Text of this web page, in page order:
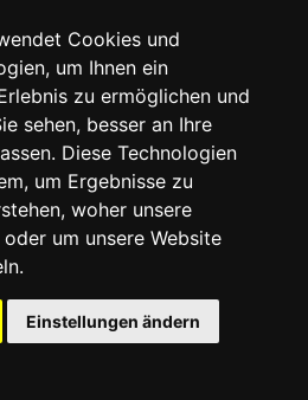
Cookies und
um Ihnen ein
zu ermöglichen und
sehen, besser an Ihre
Diese Technologien
um Ergebnisse zu
woher unsere
um unsere Website
Einstellungen ändern